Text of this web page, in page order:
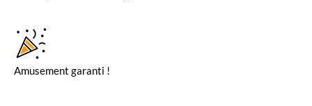
Amusement garanti !